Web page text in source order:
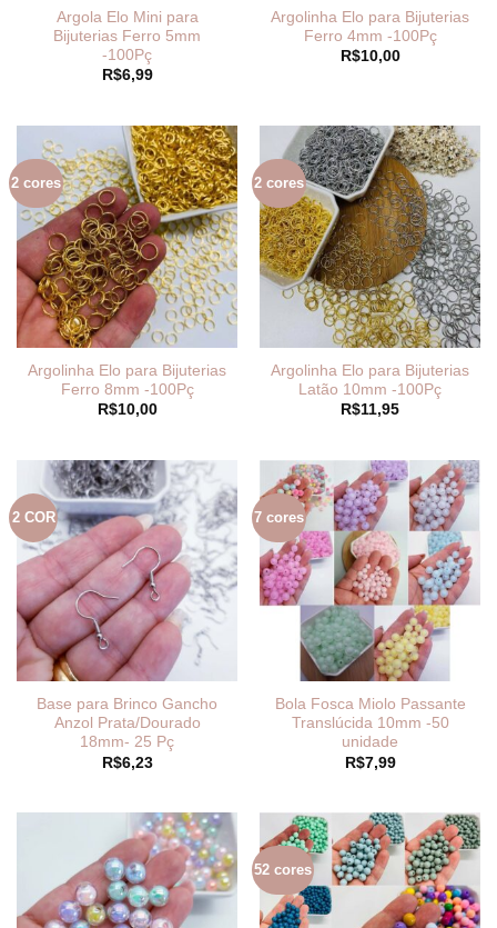
Argola Elo Mini para
Bijuterias Ferro 5mm
-100Pç
R$6,99
Argolinha Elo para Bijuterias
Ferro 4mm -100Pç
R$10,00
2 cores
Argolinha Elo para Bijuterias
Ferro 8mm -100Pç
R$10,00
2 cores
Argolinha Elo para Bijuterias
Latão 10mm -100Pç
R$11,95
2 COR
Base para Brinco Gancho
Anzol Prata/Dourado
18mm- 25 Pç
R$6,23
7 cores
Bola Fosca Miolo Passante
Translúcida 10mm -50
unidade
R$7,99
52 cores